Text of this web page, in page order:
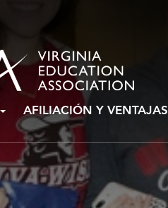
AFILIACIÓN Y VENTAJAS